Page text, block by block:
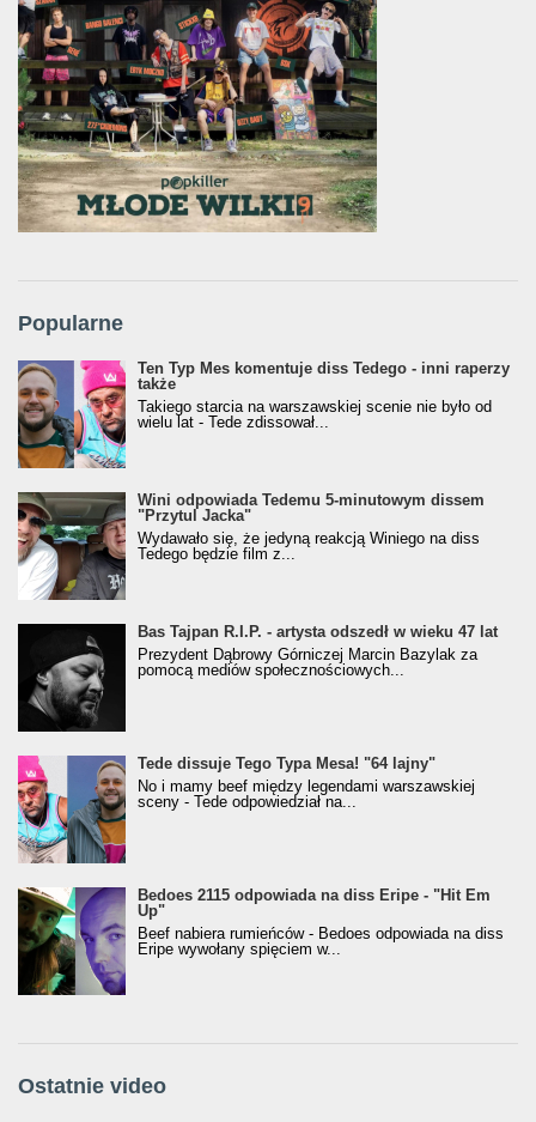
Popularne
Ten Typ Mes komentuje diss Tedego - inni raperzy
także
Takiego starcia na warszawskiej scenie nie było od
wielu lat - Tede zdissował...
Wini odpowiada Tedemu 5-minutowym dissem
"Przytul Jacka"
Wydawało się, że jedyną reakcją Winiego na diss
Tedego będzie film z...
Bas Tajpan R.I.P. - artysta odszedł w wieku 47 lat
Prezydent Dąbrowy Górniczej Marcin Bazylak za
pomocą mediów społecznościowych...
Tede dissuje Tego Typa Mesa! "64 lajny"
No i mamy beef między legendami warszawskiej
sceny - Tede odpowiedział na...
Bedoes 2115 odpowiada na diss Eripe - "Hit Em
Up"
Beef nabiera rumieńców - Bedoes odpowiada na diss
Eripe wywołany spięciem w...
Ostatnie video